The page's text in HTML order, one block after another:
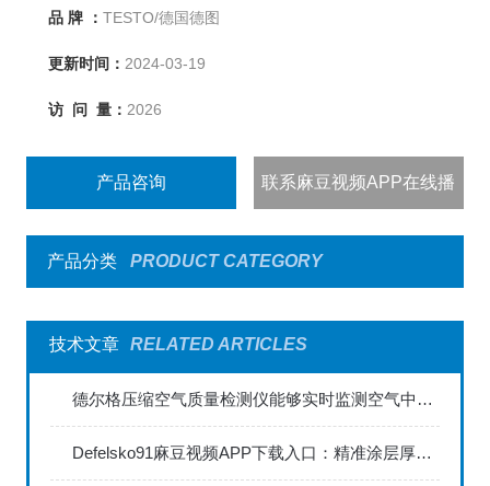
示最大/最小值。
品 牌 ： TESTO/德国德图
更新时间： 2024-03-19
访 问 量： 2026
产品咨询 联系麻豆视频APP在线播
出
产品分类
PRODUCT CATEGORY
技术文章 RELATED ARTICLES
德尔格压缩空气质量检测仪能够实时监测空气中的污染物浓度
Defelsko91麻豆视频APP下载入口：精准涂层厚度检测的利器